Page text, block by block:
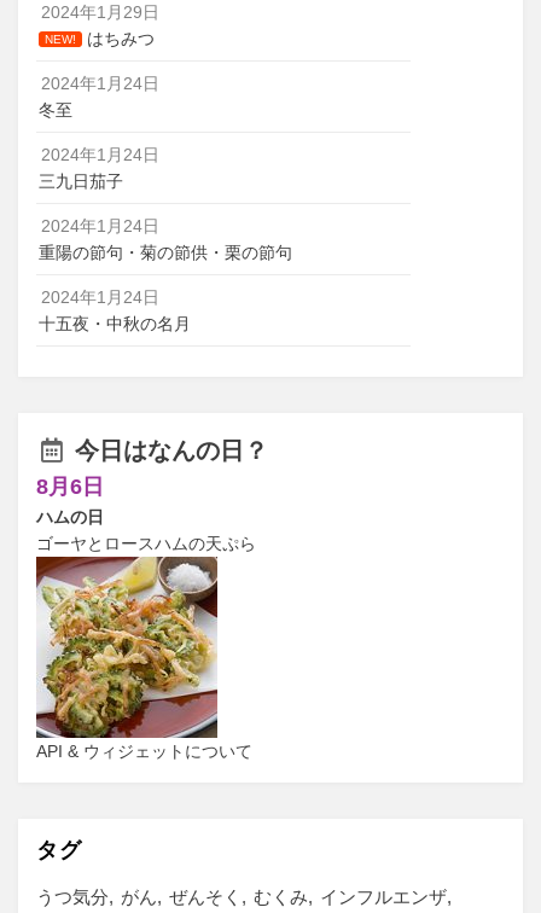
2024年1月29日
NEW! はちみつ
2024年1月24日
冬至
2024年1月24日
三九日茄子
2024年1月24日
重陽の節句・菊の節供・栗の節句
2024年1月24日
十五夜・中秋の名月
今日はなんの日？
8月6日
ハムの日
ゴーヤとロースハムの天ぷら
API & ウィジェットについて
タグ
うつ気分 がん ぜんそく むくみ
インフルエンザ